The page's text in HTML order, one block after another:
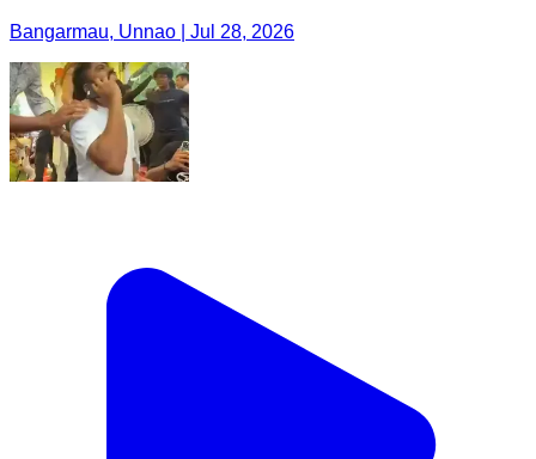
Bangarmau, Unnao | Jul 28, 2026